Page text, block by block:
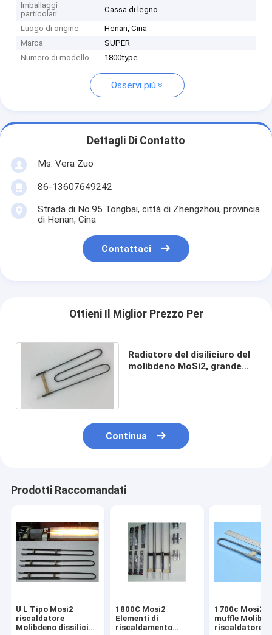
Imballaggi
particolari
Cassa di legno
Luogo di origine
Henan, Cina
Marca
SUPER
Numero di modello
1800type
Osservi più
Dettagli Di Contatto
Ms. Vera Zuo
86-13607649242
Strada di No.95 Tongbai, città di Zhengzhou, provincia
di Henan, Cina
Contattaci
Ottieni Il Miglior Prezzo Per
Radiatore del disiliciuro del
molibdeno MoSi2, grande
Continua
Prodotti Raccomandati
U L Tipo Mosi2
riscaldatore
Molibdeno dissilicida
1800C Mosi2
Elementi di
riscaldamento
1700c Mosi2
muffle
riscaldatore